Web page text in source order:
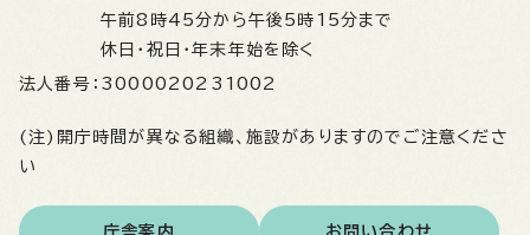
午前8時45分から午後5時15分まで
休日・祝日・年末年始を除く
法人番号： 3000020231002
(注)開庁時間が異なる組織、施設がありますのでご注意くださ
い
庁舎案内 お問い合わせ